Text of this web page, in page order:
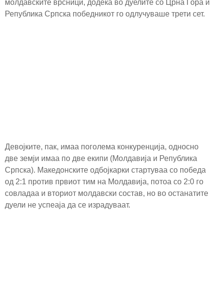
молдавските врсници, додека во дуелите со Црна Гора и
Република Српска победникот го одлучуваше трети сет.
Девојките, пак, имаа поголема конкуренција, односно
две земји имаа по две екипи (Молдавија и Република
Српска). Македонските одбојкарки стартуваа со победа
од 2:1 против првиот тим на Молдавија, потоа со 2:0 го
совладаа и вториот молдавски состав, но во останатите
дуели не успеаја да се израдуваат.